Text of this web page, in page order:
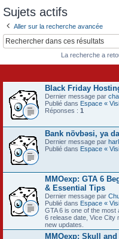
Sujets actifs
Aller sur la recherche avancée
La recherche a
Black Friday
Dernier message par
Publié dans Espace «
Réponses : 1
Bank növbəsi, ya da
Dernier message par
Publié dans Espace «
MMOexp: GTA 6
& Essential Tips
Dernier message par
Publié dans Espace «
GTA 6 is one of the
6 release date, Vice City
new updates.
MMOexp: Skull